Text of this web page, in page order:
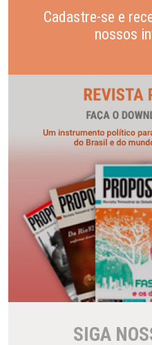
Cadastre-se e
nossos
SIGA